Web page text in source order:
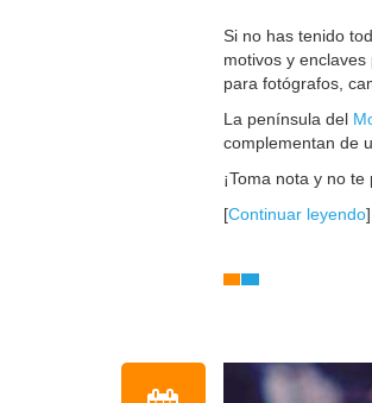
Si no has tenido
motivos y
para fotógrafos,
La península del
complementan de
¡Toma nota y no
[Continuar leyendo]